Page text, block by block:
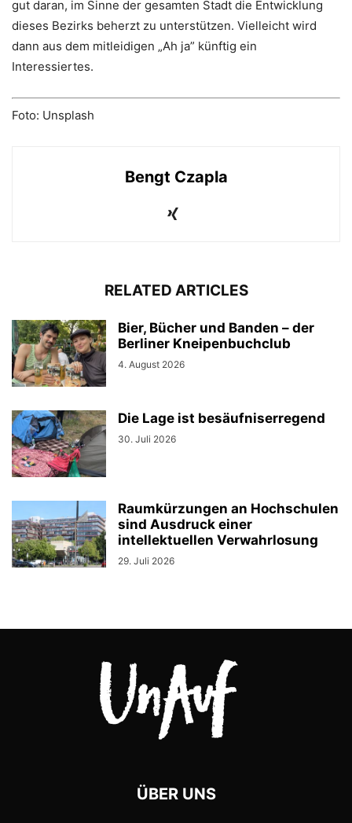
gut daran, im Sinne der gesamten Stadt die Entwicklung
dieses Bezirks beherzt zu unterstützen. Vielleicht wird
dann aus dem mitleidigen „Ah ja” künftig ein
Interessiertes.
Foto: Unsplash
Bengt Czapla
RELATED ARTICLES
Bier, Bücher und Banden – der
Berliner Kneipenbuchclub
4. August 2026
Die Lage ist besäufniserregend
30. Juli 2026
Raumkürzungen an Hochschulen
sind Ausdruck einer
intellektuellen Verwahrlosung
29. Juli 2026
ÜBER UNS